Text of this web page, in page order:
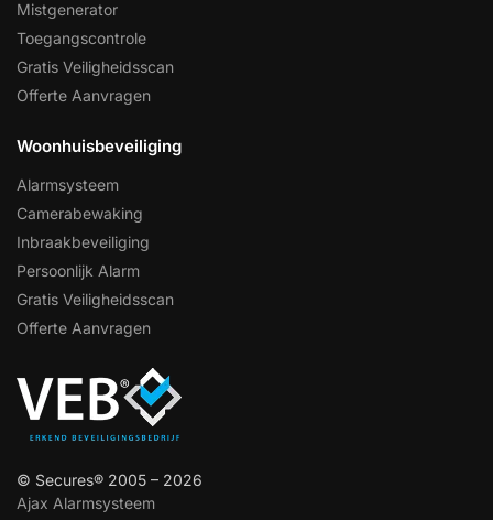
Mistgenerator
Toegangscontrole
Gratis Veiligheidsscan
Offerte Aanvragen
Woonhuisbeveiliging
Alarmsysteem
Camerabewaking
Inbraakbeveiliging
Persoonlijk Alarm
Gratis Veiligheidsscan
Offerte Aanvragen
© Secures® 2005 – 2026
Ajax Alarmsysteem